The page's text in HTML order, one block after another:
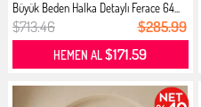
Büyük Beden Halka Detaylı Ferace 64...
$713.46 $285.99
HEMEN AL$171.59